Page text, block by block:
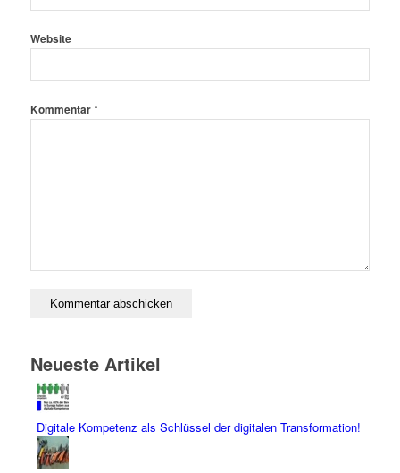
Website
Kommentar*
Neueste Artikel
Digitale Kompetenz als Schlüssel der digitalen Transformation!